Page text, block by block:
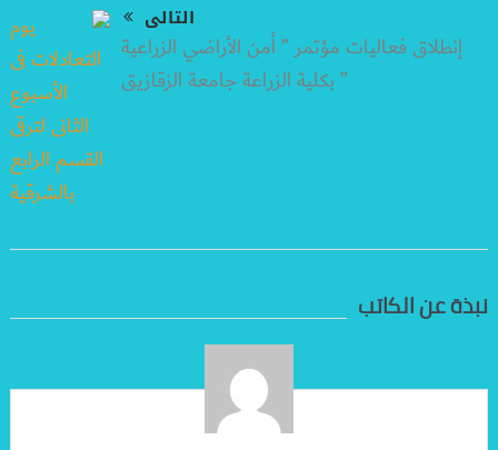
التالى
إنطلاق فعاليات مؤتمر ” أمن الأراضي الزراعية
” بكلية الزراعة جامعة الزقازيق
نبذة عن الكاتب